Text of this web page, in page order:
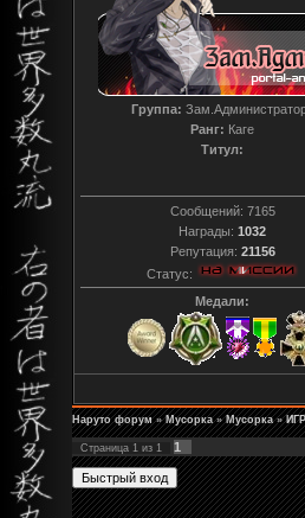
Группа:
Ранг: Каге
Титул:
Сообщений: 7165
Награды: 1032
Репутация: 21156
Статус:
Медали:
Наруто форум » Мусорка » Мусорка »
Страница 1 из 1 1